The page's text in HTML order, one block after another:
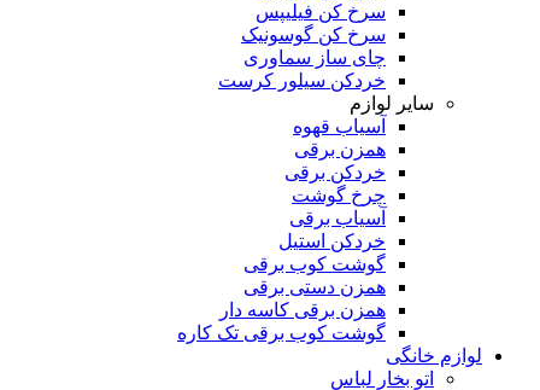
سرخ کن فیلیپس
سرخ کن گوسونیک
چای ساز سماوری
خردکن سیلور کرست
سایر لوازم
آسیاب قهوه
همزن برقی
خردکن برقی
چرخ گوشت
آسیاب برقی
خردکن استیل
گوشت کوب برقی
همزن دستی برقی
همزن برقی کاسه دار
گوشت کوب برقی تک کاره
لوازم خانگی
اتو بخار لباس